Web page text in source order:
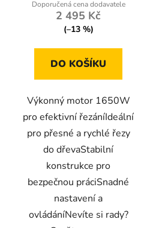
2 495 Kč
(–13 %)
DO KOŠÍKU
Výkonný motor 1650W
pro efektivní řezáníIdeální
pro přesné a rychlé řezy
do dřevaStabilní
konstrukce pro
bezpečnou práciSnadné
nastavení a
ovládáníNevíte si rady?